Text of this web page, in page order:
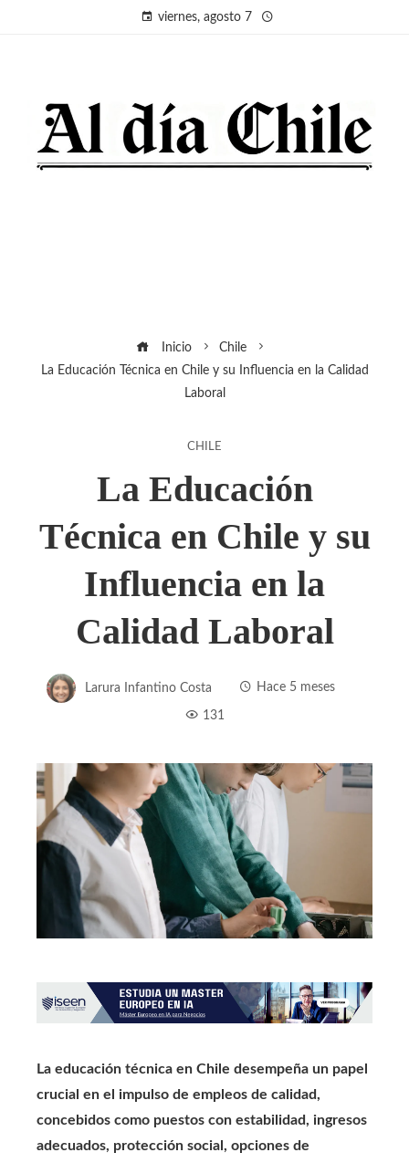
viernes, agosto 7
Inicio
Chile
La Educación Técnica en Chile y su Influencia en la Calidad
Laboral
CHILE
La Educación
Técnica en Chile y su
Influencia en la
Calidad Laboral
Larura Infantino Costa Hace 5 meses
131
La educación técnica en Chile desempeña un papel
crucial en el impulso de empleos de calidad,
concebidos como puestos con estabilidad, ingresos
adecuados, protección social, opciones de